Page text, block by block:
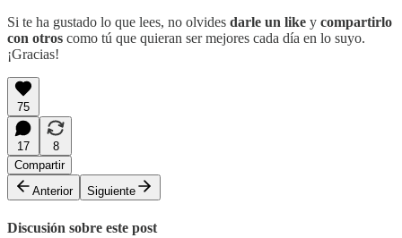
Si te ha gustado lo que lees, no olvides darle un like y compartirlo
con otros como tú que quieran ser mejores cada día en lo suyo.
¡Gracias!
75
17
8
Compartir
Anterior
Siguiente
Discusión sobre este post